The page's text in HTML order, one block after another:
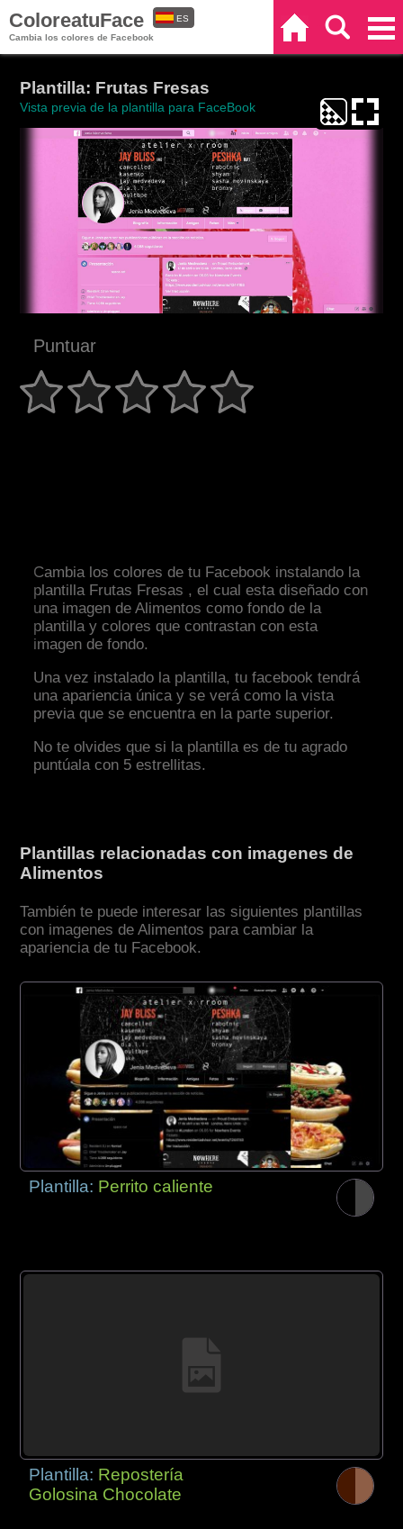
ColoreatuFace
Cambia los colores de Facebook
ES
Plantilla: Frutas Fresas
Vista previa de la plantilla para FaceBook
Puntuar
Cambia los colores de tu Facebook instalando la
plantilla Frutas Fresas , el cual esta diseñado con
una imagen de Alimentos como fondo de la
plantilla y colores que contrastan con esta
imagen de fondo.
Una vez instalado la plantilla, tu facebook tendrá
una apariencia única y se verá como la vista
previa que se encuentra en la parte superior.
No te olvides que si la plantilla es de tu agrado
puntúala con 5 estrellitas.
Plantillas relacionadas con imagenes de
Alimentos
También te puede interesar las siguientes plantillas
con imagenes de Alimentos para cambiar la
apariencia de tu Facebook.
Plantilla: Perrito caliente
Plantilla: Repostería
Golosina Chocolate